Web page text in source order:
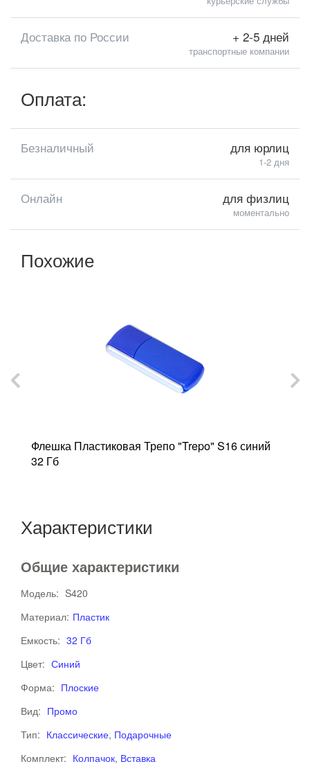
Доставка по России + 2-5 дней
транспортные компании
Оплата:
Безналичный для юрлиц
1-2 дня
Онлайн для физлиц
моментально
Похожие
Флешка Пластиковая Трепо "Trepo" S16 синий
32 Гб
Характеристики
Общие характеристики
Модель: S420
Материал: Пластик
Емкость: 32 Гб
Цвет: Синий
Форма: Плоские
Вид: Промо
Тип: Классические, Подарочные
Комплект: Колпачок, Вставка